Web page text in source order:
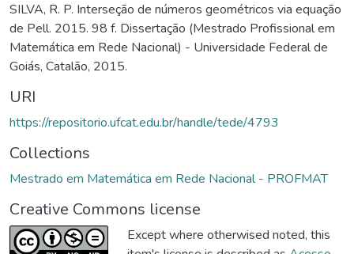
SILVA, R. P. Interseção de números geométricos via equação
de Pell. 2015. 98 f. Dissertação (Mestrado Profissional em
Matemática em Rede Nacional) - Universidade Federal de
Goiás, Catalão, 2015.
URI
https://repositorio.ufcat.edu.br/handle/tede/4793
Collections
Mestrado em Matemática em Rede Nacional - PROFMAT
Creative Commons license
Except where otherwised noted, this